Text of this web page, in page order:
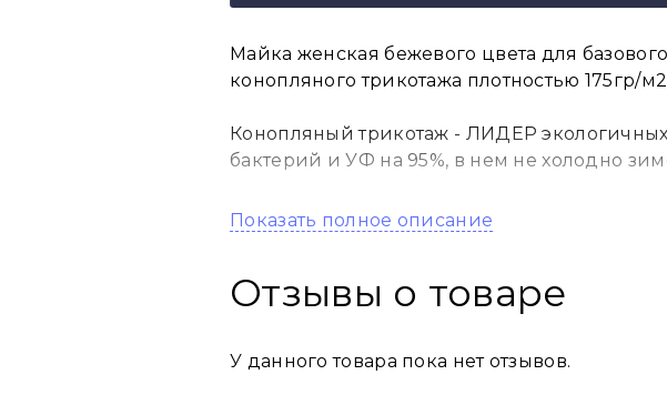
Майка женская бежевого цвета для
конопляного трикотажа плотностью 175гр/
Конопляный трикотаж - ЛИДЕР
бактерий и УФ на 95%, в нем не холодно
Полное отсутствие парникового эффекта.
Ткань очень прочная и не прихотливая,
Майка из конопли будет заботиться о
Показать полное описание
Отзывы о товаре
У данного товара пока нет отзывов.